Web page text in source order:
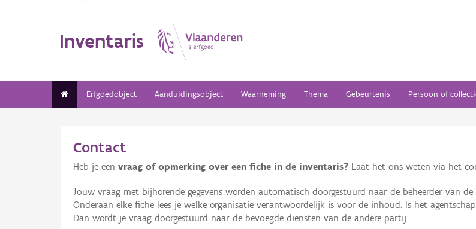
Inventaris
Erfgoedobject Aanduidingsobject Waarneming Thema Gebeurtenis Persoon of
Contact
Heb je een vraag of opmerking over een fiche in de inventaris? Laat het ons weten via het
Jouw vraag met bijhorende gegevens worden automatisch doorgestuurd naar de beheerder van
Onderaan elke fiche lees je welke organisatie verantwoordelijk is voor de inhoud. Is het
Dan wordt je vraag doorgestuurd naar de bevoegde diensten van de andere partij.